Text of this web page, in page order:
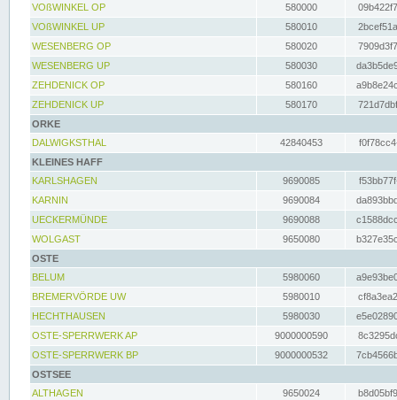
VOßWINKEL OP
580000
VOßWINKEL UP
580010
WESENBERG OP
580020
WESENBERG UP
580030
ZEHDENICK OP
580160
ZEHDENICK UP
580170
ORKE
DALWIGKSTHAL
42840453
KLEINES HAFF
KARLSHAGEN
9690085
KARNIN
9690084
UECKERMÜNDE
9690088
WOLGAST
9650080
OSTE
BELUM
5980060
BREMERVÖRDE UW
5980010
HECHTHAUSEN
5980030
OSTE-SPERRWERK AP
9000000590
OSTE-SPERRWERK BP
9000000532
OSTSEE
ALTHAGEN
9650024